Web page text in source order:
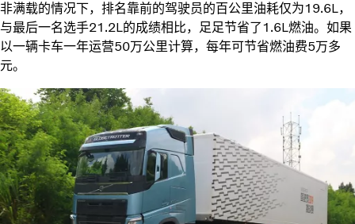
非满载的情况下，排名靠前的驾驶员的百公里油耗仅为19.6L，
与最后一名选手21.2L的成绩相比，足足节省了1.6L燃油。如果
以一辆卡车一年运营50万公里计算，每年可节省燃油费5万多
元。